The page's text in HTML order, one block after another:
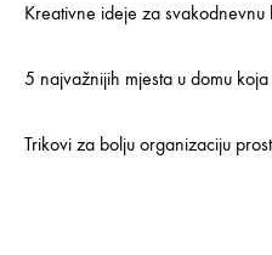
Kreativne ideje za
5 najvažnijih mjesta u domu
Trikovi za bolju organizaciju